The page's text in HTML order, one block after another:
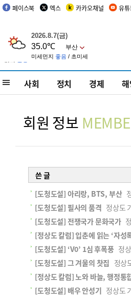
페이스북 엑스 카카오채널 유
사회 정치 경제
회원 정보
쓴 글
[도청도설] 아리랑, BTS, 부산정
[도청도설] 필사의 품격 정상도
[도청도설] 전쟁국가 문화국가
[정상도 칼럼] 입춘에 읽는 ‘자성
[도청도설] ‘V0’ 1심 후폭풍정상
[도청도설] 그 겨울의 찻집 정상
[정상도 칼럼] 노와 바늘, 행정통
[도청도설] 배우 안성기 정상도